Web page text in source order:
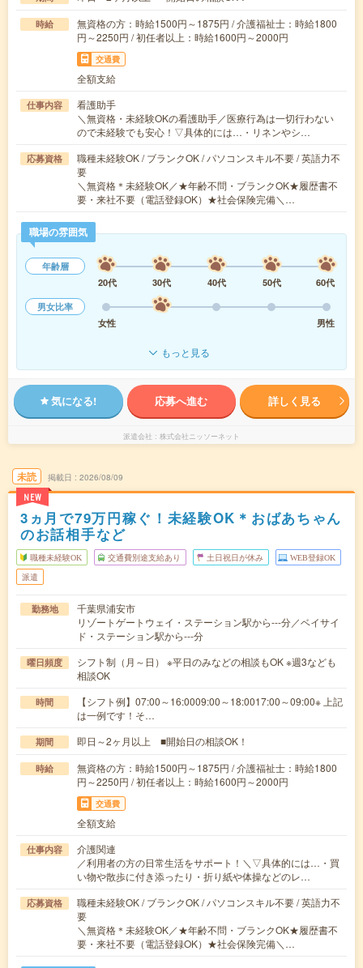
時給
無資格の方：時給1500円～1875円 / 介護福祉士：時給1800
円～2250円 / 初任者以上：時給1600円～2000円
交通費
全額支給
仕事内容
看護助手
＼無資格・未経験OKの看護助手／医療行為は一切行わない
ので未経験でも安心！▽具体的には…・リネンやシ…
応募資格
職種未経験OK / ブランクOK / パソコンスキル不要 / 英語力不
要
＼無資格＊未経験OK／★年齢不問・ブランクOK★履歴書不
要・来社不要（電話登録OK）★社会保険完備＼…
職場の雰囲気
年齢層
20代
30代 40代 50代
60代
男女比率
女性
男性
もっと見る
気になる! 応募へ進む 詳しく見る
派遣会社 株式会社ニッソーネット
未読
NEW
掲載日 2026/08/09
3ヵ月で79万円稼ぐ！未経験OK＊おばあちゃん
のお話相手など
職種未経験OK 交通費別途支給あり 土日祝日が休み WEB登録OK
派遣
勤務地
千葉県浦安市
リゾートゲートウェイ・ステーション駅から---分／ベイサイ
ド・ステーション駅から---分
曜日頻度
シフト制（月～日） ※平日のみなどの相談もOK ※週3なども
相談OK
時間
【シフト例】07:00～16:0009:00～18:0017:00～09:00※ 上記
は一例です！そ…
期間 即日～2ヶ月以上 ■開始日の相談OK！
時給
無資格の方：時給1500円～1875円 / 介護福祉士：時給1800
円～2250円 / 初任者以上：時給1600円～2000円
交通費
全額支給
仕事内容
介護関連
／利用者の方の日常生活をサポート！＼▽具体的には…・買
い物や散歩に付き添ったり・折り紙や体操などのレ…
応募資格
職種未経験OK / ブランクOK / パソコンスキル不要 / 英語力不
要
＼無資格＊未経験OK／★年齢不問・ブランクOK★履歴書不
要・来社不要（電話登録OK）★社会保険完備＼…